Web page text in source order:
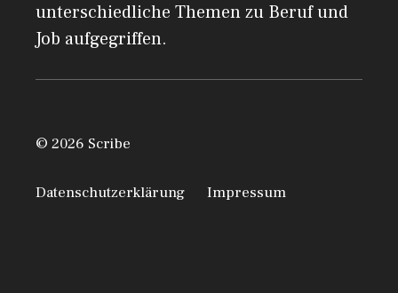
unterschiedliche Themen zu Beruf und
Job aufgegriffen.
© 2026 Scribe
Datenschutzerklärung Impressum